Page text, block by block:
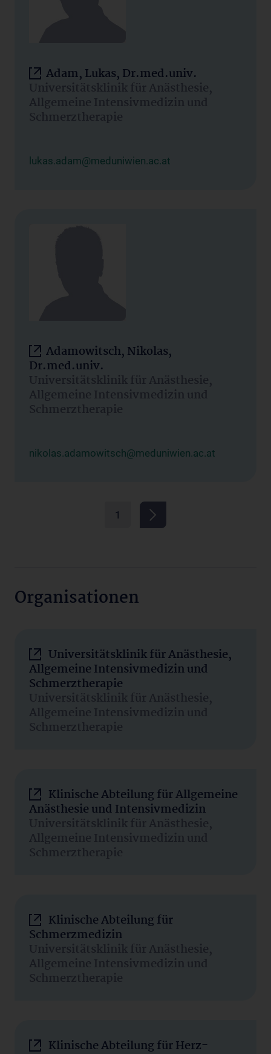
Adam, Lukas, Dr.med.univ.
Universitätsklinik für Anästhesie,
Allgemeine Intensivmedizin und
Schmerztherapie
lukas.adam@meduniwien.ac.at
Adamowitsch, Nikolas,
Dr.med.univ.
Universitätsklinik für Anästhesie,
Allgemeine Intensivmedizin und
Schmerztherapie
nikolas.adamowitsch@meduniwien.ac.at
1
Organisationen
Universitätsklinik für Anästhesie,
Allgemeine Intensivmedizin und
Schmerztherapie
Universitätsklinik für Anästhesie,
Allgemeine Intensivmedizin und
Schmerztherapie
Klinische Abteilung für Allgemeine
Anästhesie und Intensivmedizin
Universitätsklinik für Anästhesie,
Allgemeine Intensivmedizin und
Schmerztherapie
Klinische Abteilung für
Schmerzmedizin
Universitätsklinik für Anästhesie,
Allgemeine Intensivmedizin und
Schmerztherapie
Klinische Abteilung für Herz-